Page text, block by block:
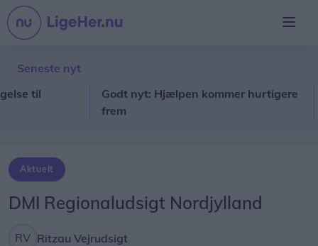
Seneste nyt
til
Godt nyt: Hjælpen kommer hurtigere
Aktuelt
DMI Regionaludsigt Nordjylland
Ritzau Vejrudsigt